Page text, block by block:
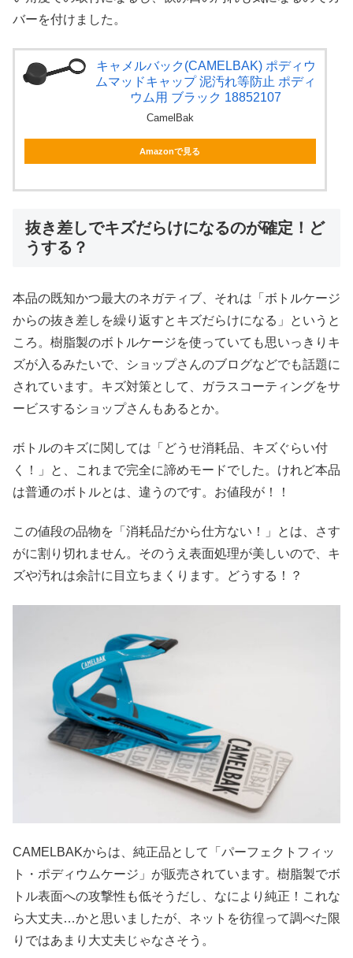
バーを付けました。
キャメルバック(CAMELBAK) ポディウ
ムマッドキャップ 泥汚れ等防止 ポディ
ウム用 ブラック 18852107
CamelBak
Amazonで見る
抜き差しでキズだらけになるのが確定！ど
うする？
本品の既知かつ最大のネガティブ、それは「ボトルケージ
からの抜き差しを繰り返すとキズだらけになる」というと
ころ。樹脂製のボトルケージを使っていても思いっきりキ
ズが入るみたいで、ショップさんのブログなどでも話題に
されています。キズ対策として、ガラスコーティングをサ
ービスするショップさんもあるとか。
ボトルのキズに関しては「どうせ消耗品、キズぐらい付
く！」と、これまで完全に諦めモードでした。けれど本品
は普通のボトルとは、違うのです。お値段が！！
この値段の品物を「消耗品だから仕方ない！」とは、さす
がに割り切れません。そのうえ表面処理が美しいので、キ
ズや汚れは余計に目立ちまくります。どうする！？
CAMELBAKからは、純正品として「パーフェクトフィッ
ト・ポディウムケージ」が販売されています。樹脂製でボ
トル表面への攻撃性も低そうだし、なにより純正！これな
ら大丈夫…かと思いましたが、ネットを彷徨って調べた限
りではあまり大丈夫じゃなさそう。